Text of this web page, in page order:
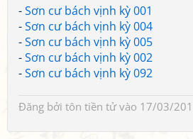
-Sơn cư bách vịnh kỳ 001
-Sơn cư bách vịnh kỳ 004
-Sơn cư bách vịnh kỳ 005
-Sơn cư bách vịnh kỳ 002
-Sơn cư bách vịnh kỳ 092
Đăng bởi tôn tiền tửvào 17/03/